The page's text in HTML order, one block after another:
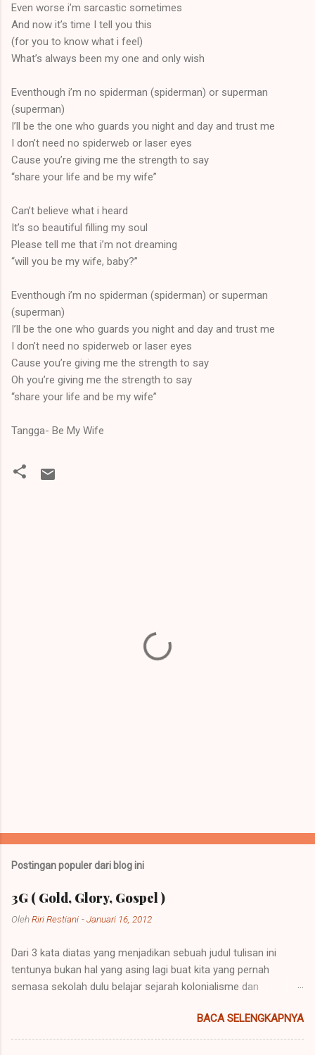
Even worse i’m sarcastic sometimes
And now it’s time I tell you this
(for you to know what i feel)
What’s always been my one and only wish
Eventhough i’m no spiderman (spiderman) or superman
(superman)
I’ll be the one who guards you night and day and trust me
I don’t need no spiderweb or laser eyes
Cause you’re giving me the strength to say
“share your life and be my wife”
Can’t believe what i heard
It’s so beautiful filling my soul
Please tell me that i’m not dreaming
“will you be my wife, baby?”
Eventhough i’m no spiderman (spiderman) or superman
(superman)
I’ll be the one who guards you night and day and trust me
I don’t need no spiderweb or laser eyes
Cause you’re giving me the strength to say
Oh you’re giving me the strength to say
“share your life and be my wife”
Tangga- Be My Wife
Postingan populer dari blog ini
3G ( Gold, Glory, Gospel )
OlehRiri Restiani -Januari 16, 2012
Dari 3 kata diatas yang menjadikan sebuah judul tulisan ini
tentunya bukan hal yang asing lagi buat kita yang pernah
semasa sekolah dulu belajar sejarah kolonialisme dan
bentuk kalimat yang mempunyai penjelasan yang berbeda
namun pada prinsipnya mempunyai maksud yang sama.
BACA SELENGKAPNYA